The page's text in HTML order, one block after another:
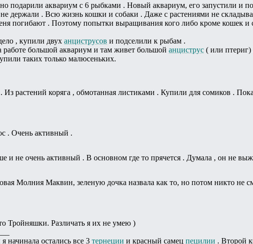
подарили аквариум с 6 рыбками . Новый аквариум, его запустили и
держали . Всю жизнь кошки и собаки . Даже с растениями не
погибают . Поэтому попытки выращивания кого либо кроме кошек
, купили двух анциструсов и подселили к рыбам .
работе большой аквариум и там живет большой анциструс ( или
таких только малюсеньких.
Из растений коряга , обмотанная листиками . Купили для сомиков .
. Очень активный .
не очень активный . В основном где то прячется . Думала , он не
Молния Маквин, зеленую дочка назвала как то, но потом никто не
Тройняшки. Различать я их не умею )
начинала остались все 3 тернеции и красный самец пецилии . Второй